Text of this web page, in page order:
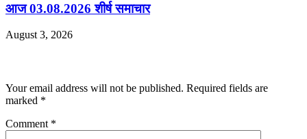
आज 03.08.2026 शीर्ष समाचार
August 3, 2026
Your email address will not be published. Required fields are
marked *
Comment *